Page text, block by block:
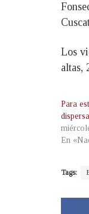
Los
altas,
Para
En
Tags: